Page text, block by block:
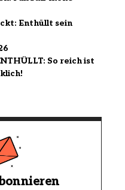
Enthüllt sein
So reich ist